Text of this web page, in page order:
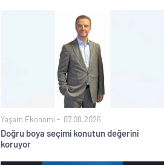
Yaşam Ekonomi 07.08.2026
Doğru boya seçimi konutun değerini
koruyor